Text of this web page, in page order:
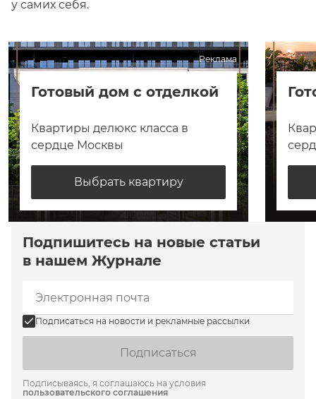
у самих себя.
Реклама
Готовый дом с отделкой
Квартиры делюкс класса в
сердце Москвы
Выбрать квартиру
Подпишитесь на новые статьи
в нашем Журнале
Подписаться на новости и рекламные рассылки
Подписаться
Подписываясь, я соглашаюсь на условия
пользовательского соглашения